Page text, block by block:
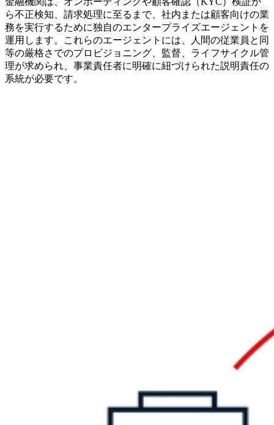
ら不正検知、請求処理に至るまで、社内または顧客向けの業
務を実行するために独自のエンタープライズエージェントを
運用します。これらのエージェントには、人間の従業員と同
等の厳格さでのプロビジョニング、監督、ライフサイクル管
理が求められ、事業責任者に明確に紐づけられた説明責任の
系統が必要です。